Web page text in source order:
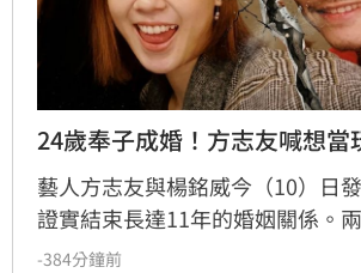
24歲奉子成婚！方志友喊想當
藝人方志友與楊銘威今（10）日
證實結束長達11年的婚姻關係。
子成婚，育有一子一女。回顧這段
-384分鐘前